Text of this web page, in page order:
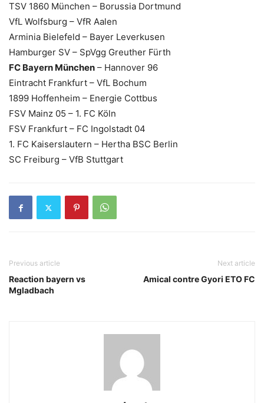
TSV 1860 München – Borussia Dortmund
VfL Wolfsburg – VfR Aalen
Arminia Bielefeld – Bayer Leverkusen
Hamburger SV – SpVgg Greuther Fürth
FC Bayern München – Hannover 96
Eintracht Frankfurt – VfL Bochum
1899 Hoffenheim – Energie Cottbus
FSV Mainz 05 – 1. FC Köln
FSV Frankfurt – FC Ingolstadt 04
1. FC Kaiserslautern – Hertha BSC Berlin
SC Freiburg – VfB Stuttgart
Previous article
Reaction bayern vs
Mgladbach
Next article
Amical contre Gyori ETO FC